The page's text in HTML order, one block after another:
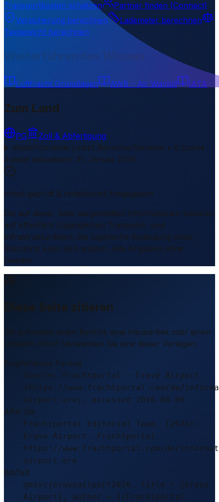
Transportkosten schätzen
Partner finden (Connect)
Versicherung berechnen
Lademeter berechnen
Taxgewicht berechnen
Weiterführendes Wissen
Luftfracht Grundlagen AWB – Air Waybill IATA
Zum Land
PG
Zoll & Abfertigung
Weiterführende Links1 Bereiche/Sections • 8 Links▾
Zuletzt aktualisiert: 31. Januar 2026
Inhalt geprüft & redaktionell freigegeben
Die auf dieser Seite dargestellten Informationen basieren
auf öffentlich zugänglichen Transport- und
Infrastrukturdaten. Die logistische Bedeutung eines
Standorts kann sich ändern. Alle Angaben ohne
Gewähr.
Diese Seite zitieren
Sie schreiben einen Bericht, eine Hausarbeit oder einen
LinkedIn-Post? Verwenden Sie eine dieser Vorlagen.
Empfohlenes Format
Source: Frachtportal – Erave Airport
(https://www.frachtportal.com/de/
airport-ere), accessed 2026-08-06
APA-Stil
Frachtportal Editorial Team. (2026).
Erave Airport. Frachtportal.
https://www.frachtportal.com/de/
airport-ere
BibTeX
@misc{eraveairport2026, title = {Erave
Airport}, author = {{Frachtportal